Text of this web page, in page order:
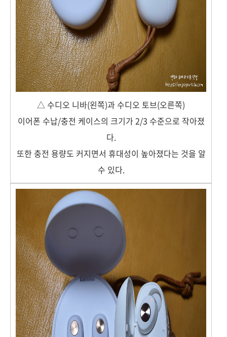
△ 수디오 니바(왼쪽)과 수디오 토브(오른쪽)
이어폰 수납/충전 케이스의 크기가 2/3 수준으로 작아졌
다.
또한 충전 용량도 커지면서 휴대성이 높아졌다는 것을 알
수 있다.